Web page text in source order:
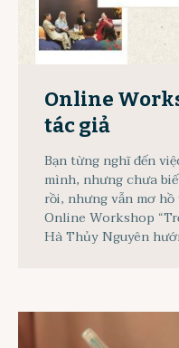
Online
tác giả
Bạn từng nghĩ đến
mình, nhưng chưa
rồi, nhưng vẫn mơ
Online Workshop
Hà Thủy Nguyên